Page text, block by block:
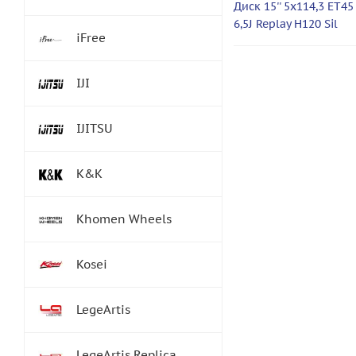
Диск 15'' 5x114,3 ET45
6,5J Replay H120 Sil
iFree
IJI
IJITSU
K&K
Khomen Wheels
Kosei
LegeArtis